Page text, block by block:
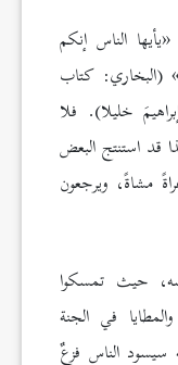
الناس إنكم
(البخاري: كتاب
خليلا). فلا
قد استنتج البعض
مشاةً، ويرجعون
حيث تمسكوا
في الجنة
الناس فزعٌ